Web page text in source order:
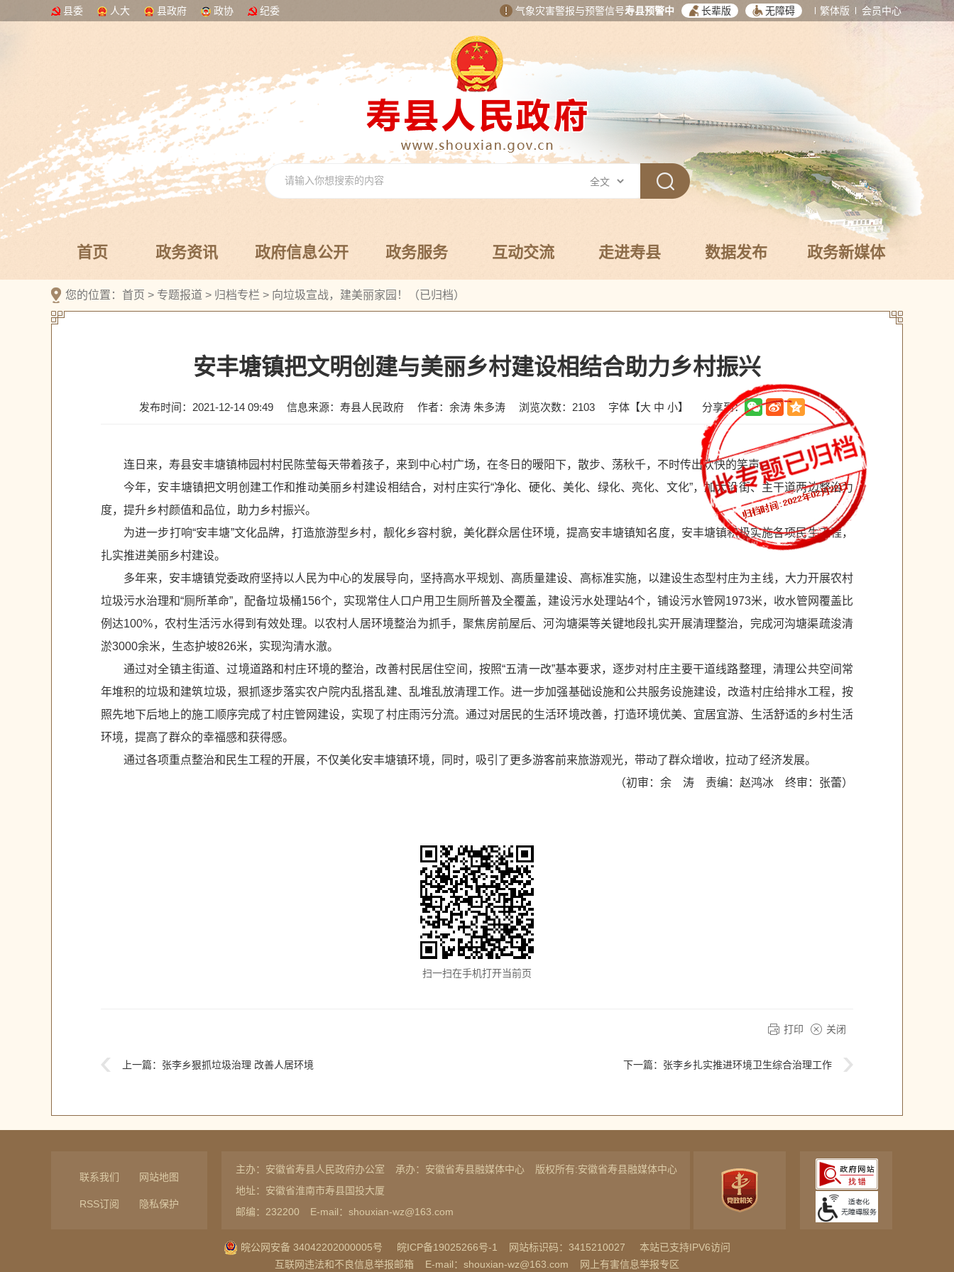
县委 人大 县政府 政协 纪委 气象灾害警报与预警信号寿县预警中 长辈版 无障碍 繁体版 会员中心
首页 政务资讯 政府信息公开 政务服务 互动交流 走进寿县 数据发布 政务新媒体
您的位置： 首页 > 专题报道 > 归档专栏 > 向垃圾宣战，建美丽家园！（已归档）
安丰塘镇把文明创建与美丽乡村建设相结合助力乡村振兴
发布时间：2021-12-14 09:49 信息来源：寿县人民政府 作者：余涛 朱多涛 浏览次数： 2103 字体【大 中 小】 分享到：
连日来，寿县安丰塘镇柿园村村民陈莹每天带着孩子，来到中心村广场，在冬日的暧阳下，散步、荡秋千，不时传出欢快的笑声。
今年，安丰塘镇把文明创建工作和推动美丽乡村建设相结合，对村庄实行“净化、硬化、美化、绿化、亮化、文化”，加大沿街、主干道两边整治力
度，提升乡村颜值和品位，助力乡村振兴。
为进一步打响“安丰塘”文化品牌，打造旅游型乡村，靓化乡容村貌，美化群众居住环境，提高安丰塘镇知名度，安丰塘镇积极实施各项民生工程，
扎实推进美丽乡村建设。
多年来，安丰塘镇党委政府坚持以人民为中心的发展导向，坚持高水平规划、高质量建设、高标准实施，以建设生态型村庄为主线，大力开展农村
垃圾污水治理和“厕所革命”，配备垃圾桶156个，实现常住人口户用卫生厕所普及全覆盖，建设污水处理站4个，铺设污水管网1973米，收水管网覆盖比
例达100%，农村生活污水得到有效处理。以农村人居环境整治为抓手，聚焦房前屋后、河沟塘渠等关键地段扎实开展清理整治，完成河沟塘渠疏浚清
淤3000余米，生态护坡826米，实现沟清水澈。
通过对全镇主街道、过境道路和村庄环境的整治，改善村民居住空间，按照“五清一改”基本要求，逐步对村庄主要干道线路整理，清理公共空间常
年堆积的垃圾和建筑垃圾，狠抓逐步落实农户院内乱搭乱建、乱堆乱放清理工作。进一步加强基础设施和公共服务设施建设，改造村庄给排水工程，按
照先地下后地上的施工顺序完成了村庄管网建设，实现了村庄雨污分流。通过对居民的生活环境改善，打造环境优美、宜居宜游、生活舒适的乡村生活
环境，提高了群众的幸福感和获得感。
通过各项重点整治和民生工程的开展，不仅美化安丰塘镇环境，同时，吸引了更多游客前来旅游观光，带动了群众增收，拉动了经济发展。
（初审：余 涛 责编：赵鸿冰 终审：张蕾）
扫一扫在手机打开当前页
打印 关闭
上一篇： 张李乡狠抓垃圾治理 改善人居环境 下一篇： 张李乡扎实推进环境卫生综合治理工作
联系我们 网站地图
RSS订阅 隐私保护
主办：安徽省寿县人民政府办公室 承办：安徽省寿县融媒体中心
版权所有:安徽省寿县融媒体中心
地址：安徽省淮南市寿县国投大厦
邮编：232200
E-mail：shouxian-wz@163.com
皖公网安备 34042202000005号 皖ICP备19025266号-1 网站标识码：3415210027
本站已支持IPV6访问
互联网违法和不良信息举报邮箱
E-mail：shouxian-wz@163.com 网上有害信息举报专区